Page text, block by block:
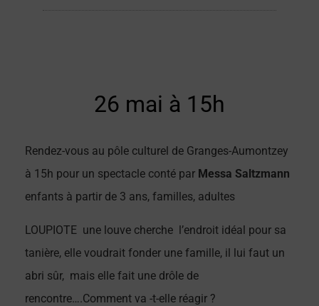
26 mai à 15h
Rendez-vous au pôle culturel de Granges-Aumontzey
à 15h pour un spectacle conté par Messa Saltzmann
enfants à partir de 3 ans, familles, adultes
LOUPIOTE une louve cherche l’endroit idéal pour sa
tanière, elle voudrait fonder une famille, il lui faut un
abri sûr, mais elle fait une drôle de
rencontre….Comment va -t-elle réagir ?